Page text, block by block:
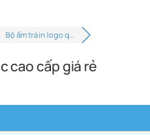
Bộ ấm trà in logo q…
cao cấp giá rẻ